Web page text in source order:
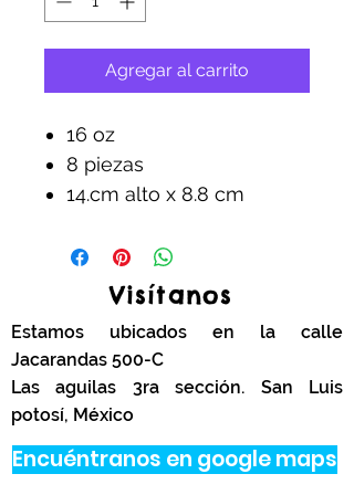
Agregar al carrito
16 oz
8 piezas
14.cm alto x 8.8 cm
Visítanos
Estamos ubicados en la calle
Jacarandas 500-C
Las aguilas 3ra sección. San Luis
potosí, México
Encuéntranos en google maps